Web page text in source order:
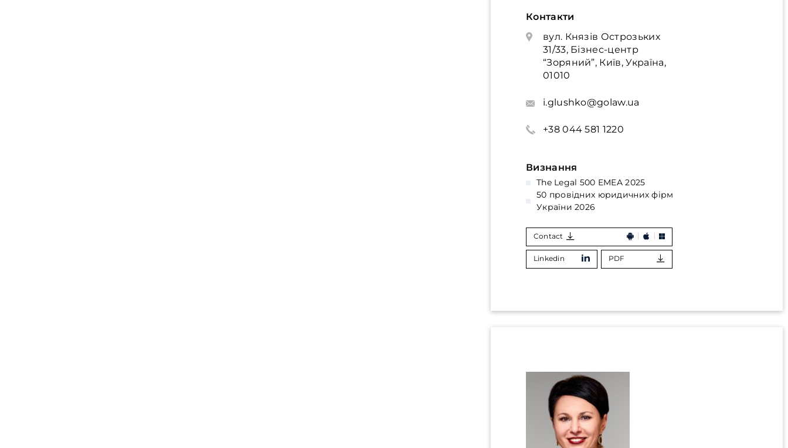
Контакти
вул. Князів Острозьких
31/33, Бізнес-центр
“Зоряний”, Київ, Україна,
01010
i.glushko@golaw.ua
+38 044 581 1220
Визнання
The Legal 500 EMEA 2025
50 провідних юридичних фірм
України 2026
Contact
Linkedin PDF